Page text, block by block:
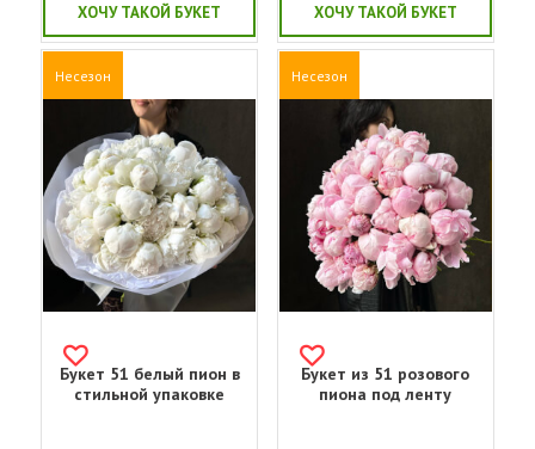
ХОЧУ ТАКОЙ БУКЕТ ХОЧУ ТАКОЙ БУКЕТ
Несезон
Букет 51 белый пион в
стильной упаковке
Несезон
Букет из 51 розового
пиона под ленту